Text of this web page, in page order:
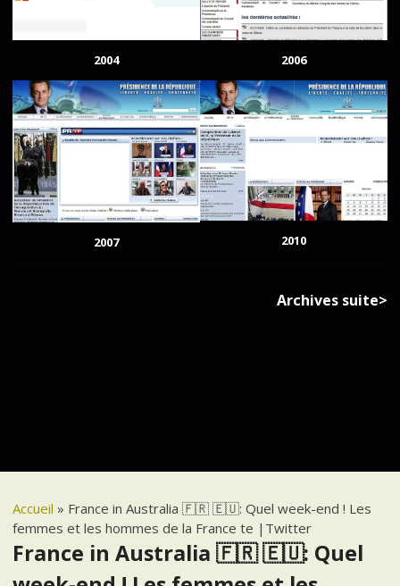
2004 2006
2007 2010
Archives suite>
Accueil » France in Australia 🇫🇷 🇪🇺: Quel week-end ! Les
femmes et les hommes de la France te |Twitter
France in Australia 🇫🇷 🇪🇺: Quel